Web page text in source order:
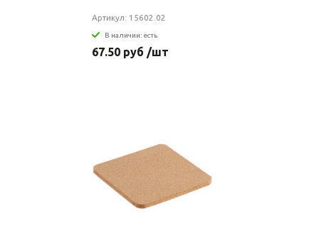
Артикул: 15602.02
В наличии: есть
67.50 руб /шт